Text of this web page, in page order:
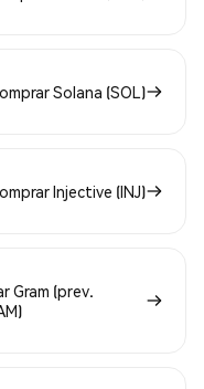
Solana (SOL)
Injective (INJ)
Gram (prev.